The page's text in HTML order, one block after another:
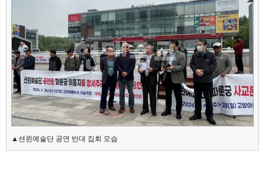
색
▲션윈예술단 공연 반대 집회 모습